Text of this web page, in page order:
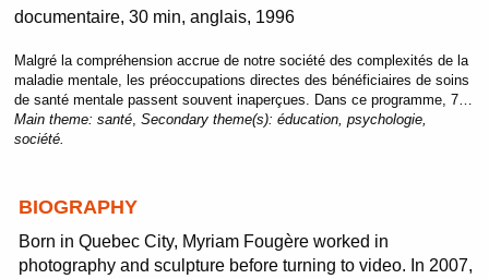
documentaire 30 min anglais 1996
Malgré la compréhension accrue de notre société des complexités de la
maladie mentale, les préoccupations directes des bénéficiaires de soins
de santé mentale passent souvent inaperçues. Dans ce programme, 7…
Main theme: santé, Secondary theme(s): éducation, psychologie,
société.
BIOGRAPHY
Born in Quebec City, Myriam Fougère worked in
photography and sculpture before turning to video. In 2007,